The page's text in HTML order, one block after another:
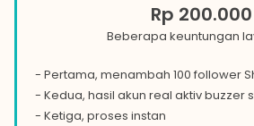
Rp 200.000
Beberapa keuntungan
- Pertama, menambah 100 follower
- Kedua, hasil akun real aktiv buzzer
- Ketiga, proses instan